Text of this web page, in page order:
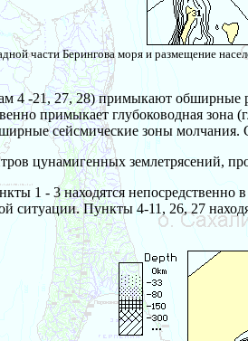
части Берингова моря и размещение
4 -21, 27, 28) примыкают
примыкает глубоководная
сейсмические зоны молчания.
цунамигенных землетрясений,
1 - 3 находятся
ситуации. Пункты 4-11, 26, 27